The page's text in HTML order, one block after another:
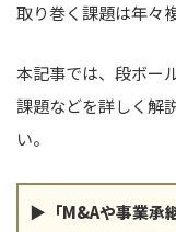
取り巻く課題は年々
本記事では、段ボー
課題などを詳しく解
い。
▶「M&Aや事業承